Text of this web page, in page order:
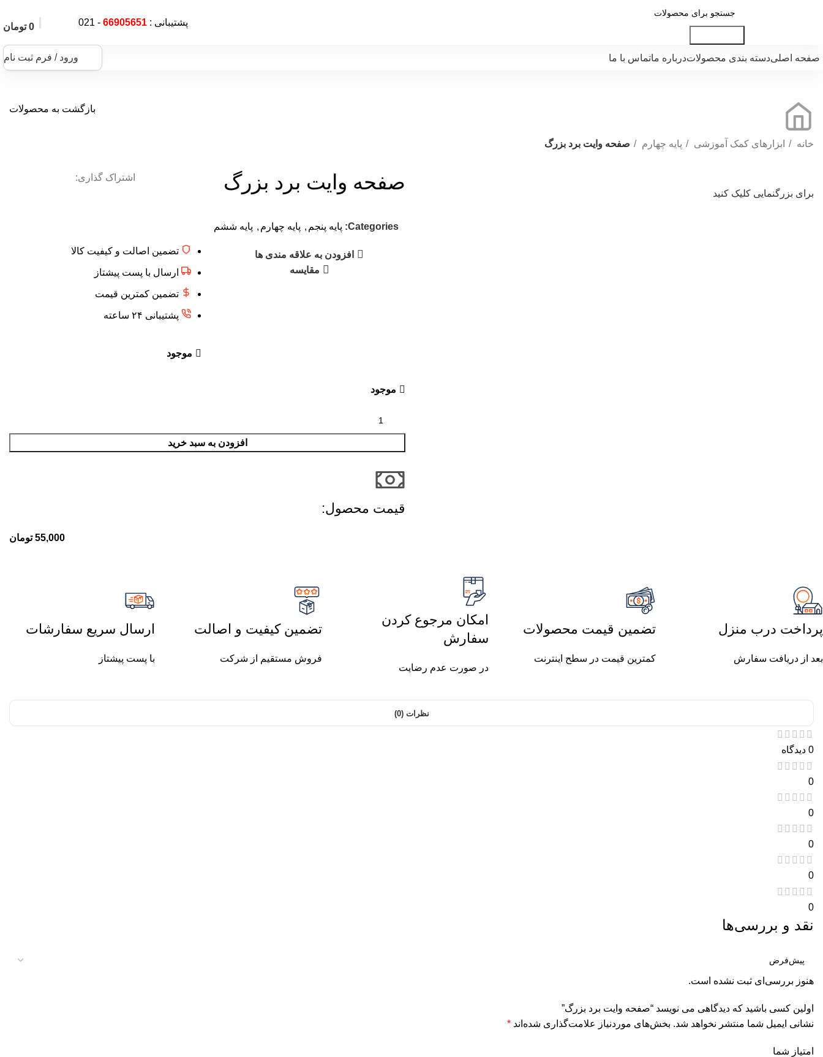
پشتیبانی : 66905651
- 021
0 تومان
صفحه اصلیدسته بندی محصولاتدرباره ماتماس با ما ورود / فرم ثبت نام
خانه ابزارهای کمک آموزشی پایه چهارم صفحه وایت برد بزرگ
بازگشت به محصولات
برای بزرگنمایی کلیک کنید صفحه وایت برد بزرگ اشتراک گذاری:
Categories: پايه پنجم , پایه چهارم , پایه ششم
افزودن به علاقه مندی ها
مقایسه
تضمین اصالت و کیفیت کالا
ارسال با پست پیشتاز
تضمین کمترین قیمت
پشتیبانی ۲۴ ساعته
موجود
موجود
افزودن به سبد خرید
قیمت محصول:​
55,000 تومان
پرداخت درب منزل
بعد از دریافت سفارش
تضمین قیمت محصولات
کمترین قیمت در سطح اینترنت
امکان مرجوع کردن
سفارش
در صورت عدم رضایت
تضمین کیفیت و اصالت
فروش مستقیم از شرکت
ارسال سریع سفارشات
با پست پیشتاز
نظرات (0)
0 دیدگاه
0
0
0
0
0
نقد و بررسی‌ها
هنوز بررسی‌ای ثبت نشده است.
اولین کسی باشید که دیدگاهی می نویسد “صفحه وایت برد بزرگ”
نشانی ایمیل شما منتشر نخواهد شد. بخش‌های موردنیاز علامت‌گذاری شده‌اند *
امتیاز شما